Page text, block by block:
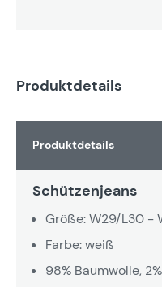
Produktdetails
Produktdetails
Schützenjeans
Größe: W29/L30 -
Farbe: weiß
98% Baumwolle,